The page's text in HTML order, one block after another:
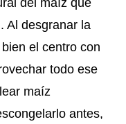
Al desgranar la
el centro con
todo ese
maíz
antes,